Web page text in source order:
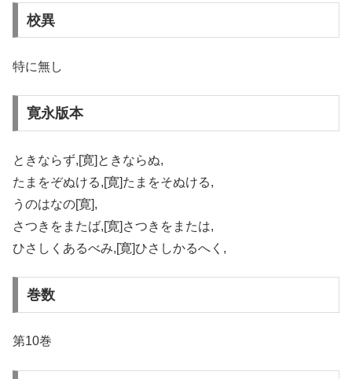
校異
特に無し
寛永版本
ときならず,[寛]ときならぬ,
たまをぞぬける,[寛]たまをそぬける,
うのはなの[寛],
さつきをまたば,[寛]さつきをまたは,
ひさしくあるべみ,[寛]ひさしかるへく,
巻数
第10巻